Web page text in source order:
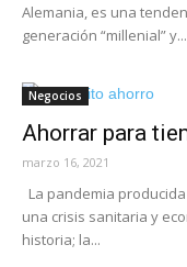
Alemania, es una
generación “millenial” y...
Negocios
Ahorrar para
marzo 16, 2021
La pandemia
una crisis sanitaria y
historia; la...